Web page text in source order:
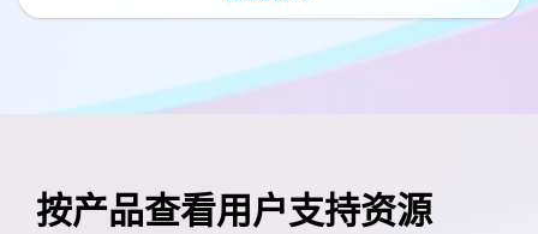
按产品查看用户支持资源